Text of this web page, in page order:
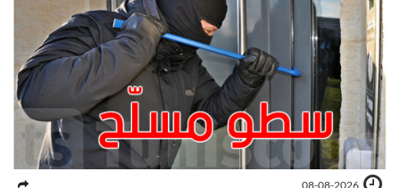
08-08-2026